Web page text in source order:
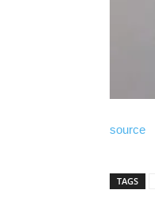
source
TAGS